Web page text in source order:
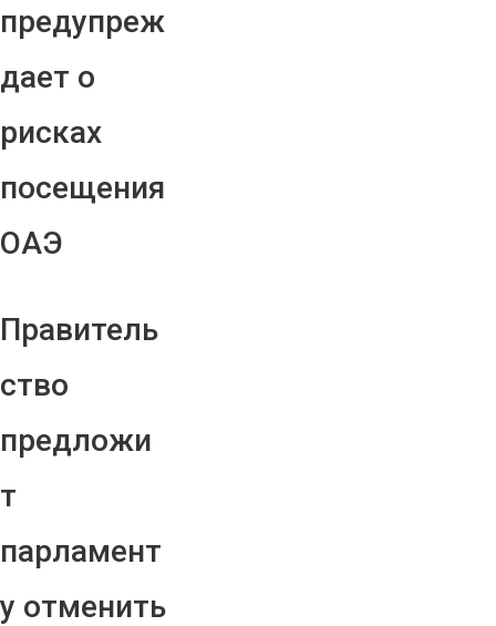
предупреж
дает о
рисках
посещения
ОАЭ
Правитель
ство
предложи
т
парламент
у отменить